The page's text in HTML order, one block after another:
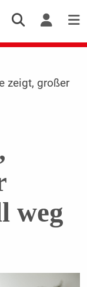
zeigt, großer
weg